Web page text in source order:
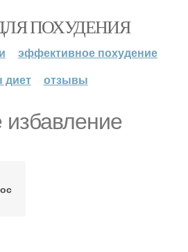
ПОХУДЕНИЯ
эффективное похудение
диет
отзывы